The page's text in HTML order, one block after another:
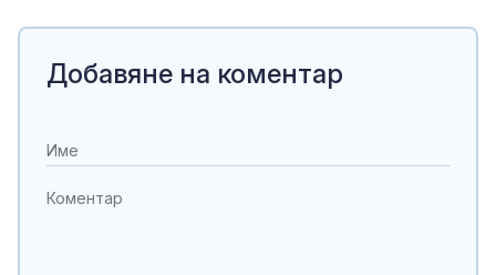
Добавяне на коментар